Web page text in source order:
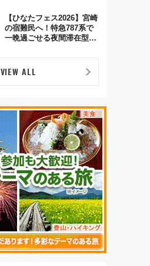
【ひなたフェス2026】宮崎
の宿難民へ！特急787系で
一晩過ごせる夜間滞在型イ
VIEW ALL